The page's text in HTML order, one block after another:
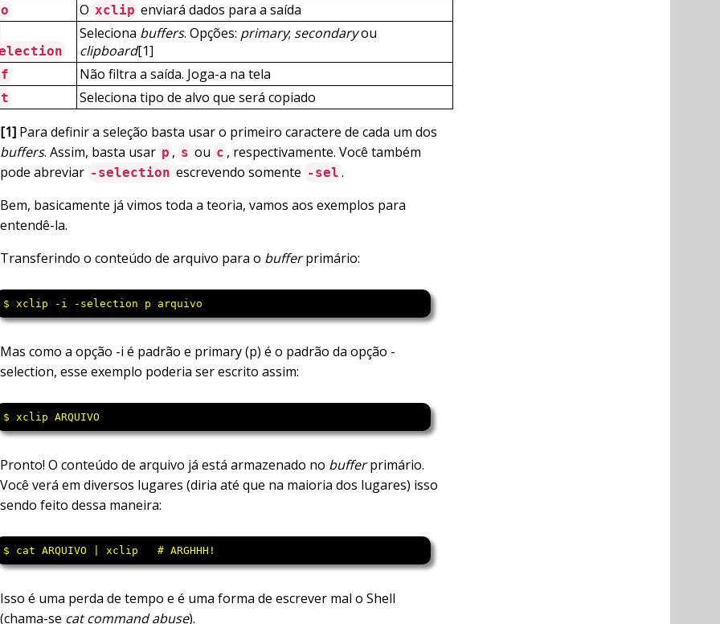
O xclip enviará dados para a saída
Seleciona buffers. Opções: primary; secondaryou
clipboard[1]
Não filtra a saída. Joga-a na tela
Seleciona tipo de alvo que será copiado
[1] Para definir a seleção basta usar o primeiro caractere de cada um dos
buffers. Assim, basta usar p , s ou c , respectivamente. Você também
pode abreviar -selection escrevendo somente -sel .
Bem, basicamente já vimos toda a teoria, vamos aos exemplos para
entendê-la.
Transferindo o conteúdo de arquivo para o bufferprimário:
$ xclip -i -selection p arquivo
Mas como a opção -i é padrão e primary (p) é o padrão da opção -
selection, esse exemplo poderia ser escrito assim:
$ xclip ARQUIVO
Pronto! O conteúdo de arquivo já está armazenado no bufferprimário.
Você verá em diversos lugares (diria até que na maioria dos lugares) isso
sendo feito dessa maneira:
$ cat ARQUIVO | xclip   # ARGHHH!
Isso é uma perda de tempo e é uma forma de escrever mal o Shell
(chama-se cat command abuse).